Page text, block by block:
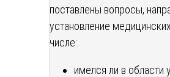
поставлены вопросы,
установление
числе:
имелся ли в области